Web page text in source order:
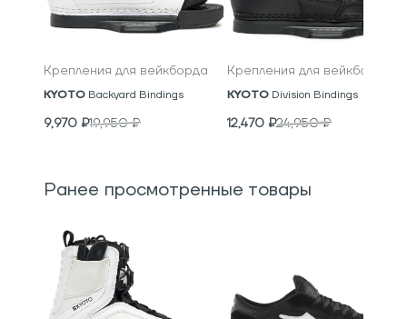
Крепления для вейкборда
KYOTO Backyard Bindings
9,970 ₽19,950₽
Крепления для вейкборда
KYOTO Division Bindings
12,470 ₽24,950₽
Ранее просмотренные товары